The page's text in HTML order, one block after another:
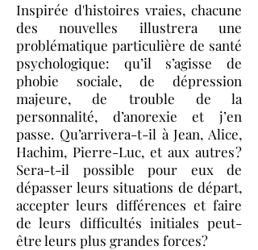
Inspirée d'histoires vraies, chacune
des nouvelles illustrera une
problématique particulière de santé
psychologique: qu’il s’agisse de
phobie sociale, de dépression
majeure, de trouble de la
personnalité, d’anorexie et j’en
passe. Qu’arrivera-t-il à Jean, Alice,
Hachim, Pierre-Luc, et aux autres ?
Sera-t-il possible pour eux de
dépasser leurs situations de départ,
accepter leurs différences et faire
de leurs difficultés initiales peut-
être leurs plus grandes forces?